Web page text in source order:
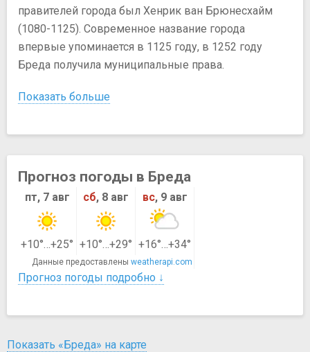
правителей города был Хенрик ван Брюнесхайм
(1080-1125). Современное название города
впервые упоминается в 1125 году, в 1252 году
Бреда получила муниципальные права.
Показать больше
Прогноз погоды в Бреда
пт, 7 авг сб, 8 авг вс, 9 авг
+10°…+25° +10°…+29° +16°…+34°
Данные предоставлены weatherapi.com
Прогноз погоды подробно ↓
Показать «Бреда» на карте